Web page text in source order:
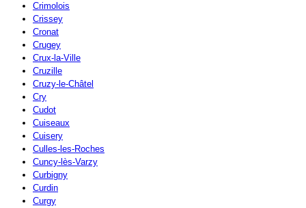
Crimolois
Crissey
Cronat
Crugey
Crux-la-Ville
Cruzille
Cruzy-le-Châtel
Cry
Cudot
Cuiseaux
Cuisery
Culles-les-Roches
Cuncy-lès-Varzy
Curbigny
Curdin
Curgy